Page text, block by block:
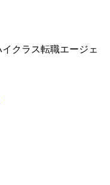
イクラス転職エージェ